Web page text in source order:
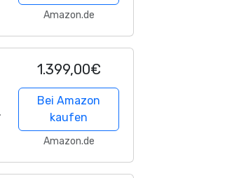
Amazon.de
1.399,00€
Bei Amazon
kaufen
Amazon.de